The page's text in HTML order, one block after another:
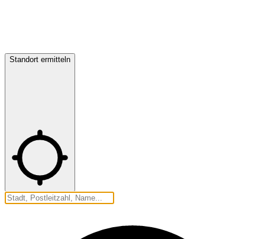
Standort ermitteln